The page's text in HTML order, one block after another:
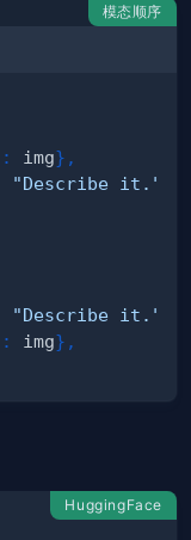
模态顺序
: img} ,
"Describe it."
"Describe it."
: img} ,
HuggingFace